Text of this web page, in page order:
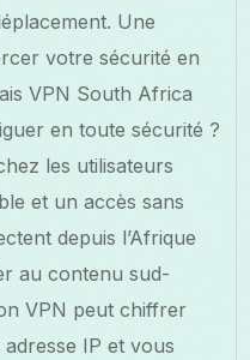
Une
votre sécurité en
VPN South Africa
en toute sécurité ?
les utilisateurs
et un accès sans
depuis l’Afrique
au contenu sud-
VPN peut chiffrer
IP et vous